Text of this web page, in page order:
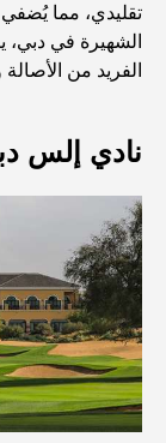
أفضل وجبات
كيفية
مخطط تلال
دبي
منازل
والانسجام
أفضل شركات
الخارجية
تقليدي، مما
الشهيرة في دبي،
الفريد من
نادي إلس